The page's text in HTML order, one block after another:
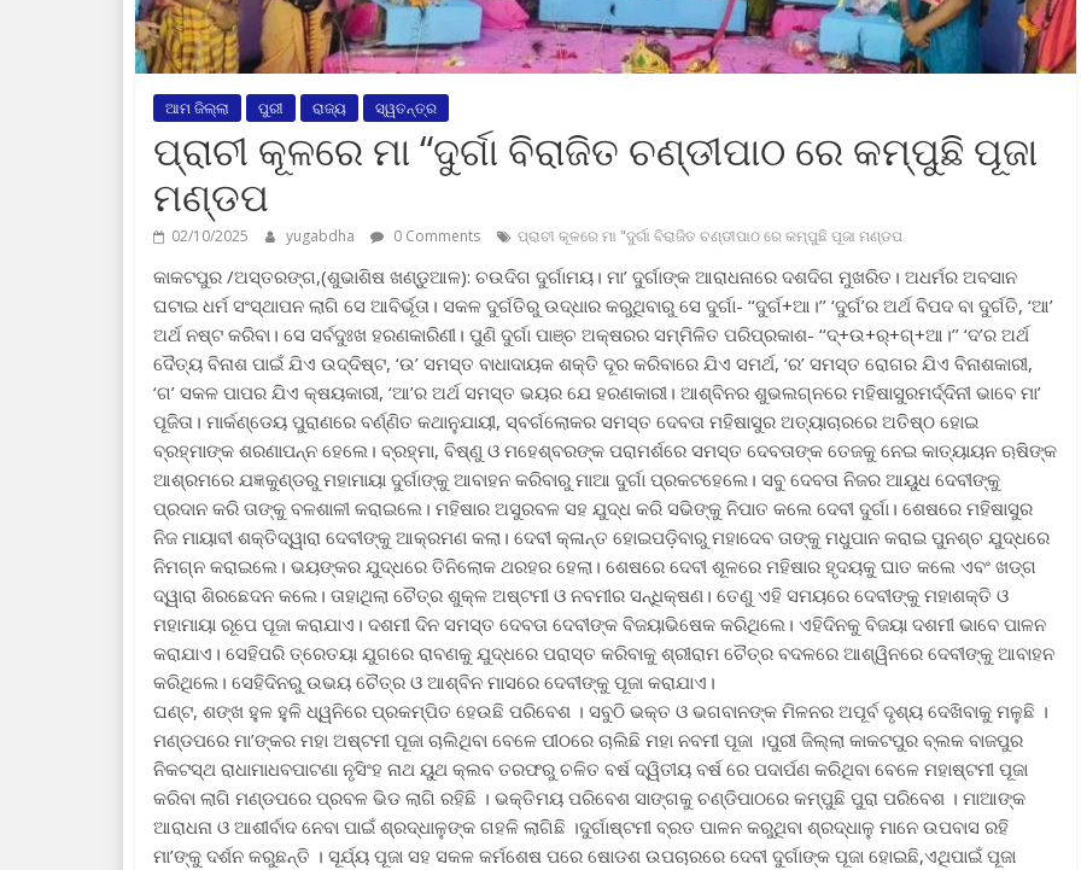
ଆମ ଜିଲ୍ଲା ପୁରୀ ରାଜ୍ୟ ସ୍ୱତନ୍ତ୍ର
ପ୍ରାଚୀ କୂଳରେ ମା “ଦୁର୍ଗା ବିରାଜିତ ଚଣ୍ଡୀପାଠ ରେ କମ୍ପୁଛି ପୂଜା
ମଣ୍ଡପ
02/10/2025 yugabdha 0 Comments ପ୍ରାଚୀ କୂଳରେ ମା "ଦୁର୍ଗା ବିରାଜିତ ଚଣ୍ଡୀପାଠ ରେ କମ୍ପୁଛି ପୂଜା ମଣ୍ଡପ
କାକଟପୁର /ଅସ୍ତରଙ୍ଗ,(ଶୁଭାଶିଷ ଖଣ୍ଡୁଆଳ): ଚଉଦିଗ ଦୁର୍ଗାମୟ। ମା’ ଦୁର୍ଗାଙ୍କ ଆରାଧନାରେ ଦଶଦିଗ ମୁଖରିତ। ଅଧର୍ମର ଅବସାନ
ଘଟାଇ ଧର୍ମ ସଂସ୍ଥାପନ ଲାଗି ସେ ଆବିର୍ଭୂତା। ସକଳ ଦୁର୍ଗତିରୁ ଉଦ୍ଧାର କରୁଥିବାରୁ ସେ ଦୁର୍ଗା- ‘‘ଦୁର୍ଗ+ଆ।’’ ‘ଦୁର୍ଗ’ର ଅର୍ଥ ବିପଦ ବା ଦୁର୍ଗତି, ‘ଆ’
ଅର୍ଥ ନଷ୍ଟ କରିବା। ସେ ସର୍ବଦୁଃଖ ହରଣକାରିଣୀ। ପୁଣି ଦୁର୍ଗା ‌ପାଞ୍ଚ ଅକ୍ଷରର ସମ୍ମିଳିତ ପରିପ୍ରକାଶ- ‘‘ଦ୍‌+ଉ+ର୍‌+ଗ୍‌+ଆ।’’ ‘ଦ’ର ଅର୍ଥ
ଦୈତ୍ୟ ବିନାଶ ପାଇଁ ଯିଏ ଉଦ୍ଦିଷ୍ଟ, ‘ଉ’ ସମସ୍ତ ବାଧାଦାୟକ ଶକ୍ତି ଦୂର କରିବାରେ ଯିଏ ସମର୍ଥ, ‘ର’ ସମସ୍ତ ରୋଗର ଯିଏ ବିନାଶକାରୀ,
‘ଗ’ ସକଳ ପାପର ଯିଏ କ୍ଷୟକାରୀ, ‘ଆ’ର ଅର୍ଥ ସମସ୍ତ ଭୟର ଯେ ହରଣକାରୀ। ଆଶ୍ବିନର ଶୁଭଲଗ୍ନରେ ମହିଷାସୁରମର୍ଦ୍ଦିନୀ ଭାବେ ମା’
ପୂଜିତା। ମାର୍କଣ୍ଡେୟ ପୁରାଣରେ ବର୍ଣ୍ଣିତ କଥାନୁଯାୟୀ, ସ୍ବର୍ଗଲୋକର ସମସ୍ତ ଦେବତା ମହିଷାସୁର ଅତ୍ୟାଚାରରେ ଅତିଷ୍ଠ ହୋଇ
ବ୍ରହ୍ମାଙ୍କ ଶରଣାପନ୍ନ ହେଲେ। ବ୍ରହ୍ମା, ବିଷ୍ଣୁ ଓ ମହେଶ୍ବରଙ୍କ ପରାମର୍ଶରେ ସମସ୍ତ ଦେବତାଙ୍କ ତେଜକୁ ନେଇ କାତ୍ୟାୟନ ଋଷିଙ୍କ
ଆଶ୍ରମରେ ଯଜ୍ଞକୁଣ୍ଡରୁ ମହାମାୟା ଦୁର୍ଗାଙ୍କୁ ଆବାହନ କରିବାରୁ ମାଆ ଦୁର୍ଗା ପ୍ରକଟହେଲେ। ସବୁ ଦେବତା ‌ନିଜର ଆୟୁଧ ଦେବୀଙ୍କୁ
ପ୍ରଦାନ କରି ତାଙ୍କୁ ବଳଶାଳୀ କରାଇଲେ। ମହିଷାର ଅସୁରବଳ ସହ ଯୁଦ୍ଧ କରି ସଭିଙ୍କୁ ନିପାତ କଲେ ଦେବୀ ଦୁର୍ଗା। ଶେଷରେ ମହିଷାସୁର
ନିଜ ମାୟାବୀ ଶକ୍ତିଦ୍ୱାରା ଦେବୀଙ୍କୁ ଆକ୍ରମଣ କଲା। ଦେବୀ କ୍ଳାନ୍ତ ହୋଇପଡ଼ିବାରୁ ମହାଦେବ ତାଙ୍କୁ ମଧୁପାନ କରାଇ ପୁନଶ୍ଚ ଯୁଦ୍ଧରେ
ନିମଗ୍ନ କରାଇଲେ। ଭୟଙ୍କର ଯୁଦ୍ଧରେ ତିନିଲୋକ ଥରହର ହେଲା। ଶେଷରେ ଦେବୀ ଶୂଳରେ ମହିଷାର ହୃଦୟକୁ ଘାତ କଲେ ଏବଂ ଖଡ୍‌ଗ
ଦ୍ୱାରା ଶିରଛେଦନ କଲେ। ତାହାଥିଲା ଚୈତ୍ର ଶୁକ୍ଳ ଅଷ୍ଟମୀ ଓ ନବମୀର ସନ୍ଧିକ୍ଷଣ। ତେଣୁ ଏହି ସମୟରେ ଦେବୀଙ୍କୁ ମହାଶକ୍ତି ଓ
ମହାମାୟା ରୂପେ ପୂଜା କରାଯାଏ। ଦଶମୀ ଦିନ ସମସ୍ତ ଦେବତା ଦେବୀଙ୍କ ବିଜୟାଭିଷେକ କରିଥିଲେ। ଏହିଦିନକୁ ବିଜୟା ଦଶମୀ ଭାବେ ପାଳନ
କରାଯାଏ। ସେହିପରି ତ୍ରେତୟା ଯୁଗରେ ରାବଣକୁ ଯୁଦ୍ଧରେ ପରାସ୍ତ କରିବାକୁ ଶ୍ରୀରାମ ଚୈତ୍ର ବଦଳରେ ଆଶ୍ୱିନରେ ଦେବୀଙ୍କୁ ଆବାହନ
କରିଥିଲେ। ସେହିଦିନରୁ ଉଭୟ ଚୈତ୍ର ଓ ଆଶ୍ବିନ ମାସରେ ଦେବୀଙ୍କୁ ପୂଜା କରାଯାଏ।
ଘଣ୍ଟ, ଶଙ୍ଖ ହୁଳ ହୁଳି ଧ୍ୱନିରେ ପ୍ରକମ୍ପିତ ହେଉଛି ପରିବେଶ । ସବୁଠି ଭକ୍ତ ଓ ଭଗବାନଙ୍କ ମିଳନର ଅପୂର୍ବ ଦୃଶ୍ୟ ଦେଖିବାକୁ ମଳୁଛି ।
ମଣ୍ଡପରେ ମା’ଙ୍କର ମହା ଅଷ୍ଟମୀ ପୂଜା ଚାଲିଥିବା ବେଳେ ପୀଠରେ ଚାଲିଛି ମହା ନବମୀ ପୂଜା ।ପୁରୀ ଜିଲ୍ଲା କାକଟପୁର ବ୍ଲକ ବାଜପୁର
ନିକଟସ୍ଥ ରାଧାମାଧବପାଟଣା ନୃସିଂହ ନାଥ ୟୁଥ କ୍ଲବ ତରଫରୁ ଚଳିତ ବର୍ଷ ଦ୍ୱିତୀୟ ବର୍ଷ ରେ ପଦାର୍ପଣ କରିଥିବା ବେଳେ ମହାଷ୍ଟମୀ ପୂଜା
କରିବା ଲାଗି ମଣ୍ଡପରେ ପ୍ରବଳ ଭିଡ ଲାଗି ରହିଛି । ଭକ୍ତିମୟ ପରିବେଶ ସାଙ୍ଗକୁ ଚଣ୍ଡିପାଠରେ କମ୍ପୁଛି ପୁରା ପରିବେଶ । ମାଆଙ୍କ
ଆରାଧନା ଓ ଆଶୀର୍ବାଦ ନେବା ପାଇଁ ଶ୍ରଦ୍ଧାଳୁଙ୍କ ଗହଳି ଲାଗିଛି ।ଦୁର୍ଗାଷ୍ଟମୀ ବ୍ରତ ପାଳନ କରୁଥିବା ଶ୍ରଦ୍ଧାଳୁ ମାନେ ଉପବାସ ରହି
ମା’ଙ୍କୁ ଦର୍ଶନ କରୁଛନ୍ତି । ସୂର୍ଯ୍ୟ ପୂଜା ସହ ସକଳ କର୍ମଶେଷ ପରେ ଷୋଡଶ ଉପଚାରରେ ଦେବୀ ଦୁର୍ଗାଙ୍କ ପୂଜା ହୋଇଛି,ଏଥିପାଇଁ ପୂଜା